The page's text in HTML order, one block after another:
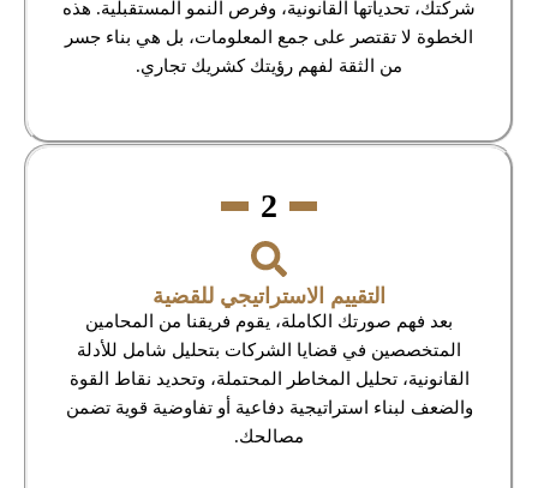
شركتك، تحدياتها القانونية، وفرص النمو المستقبلية. هذه
الخطوة لا تقتصر على جمع المعلومات، بل هي بناء جسر
من الثقة لفهم رؤيتك كشريك تجاري.
2
التقييم الاستراتيجي للقضية
بعد فهم صورتك الكاملة، يقوم فريقنا من المحامين
المتخصصين في قضايا الشركات بتحليل شامل للأدلة
القانونية، تحليل المخاطر المحتملة، وتحديد نقاط القوة
والضعف لبناء استراتيجية دفاعية أو تفاوضية قوية تضمن
مصالحك.